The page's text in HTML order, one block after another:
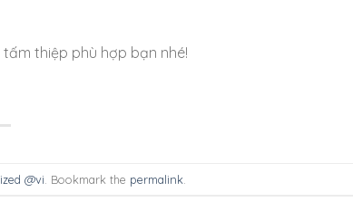
thiệp phù hợp bạn nhé!
@vi . Bookmark the permalink